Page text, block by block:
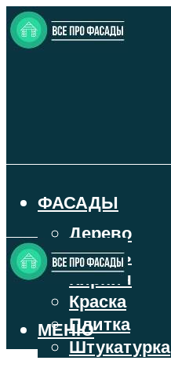
ФАСАДЫ
Дерево
Камень
Кирпич
Краска
Плитка
Штукатурка
МЕНЮ